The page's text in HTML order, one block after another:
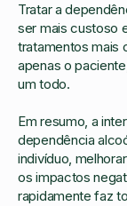
Tratar a
ser mais custoso
tratamentos mais
apenas o
um todo.
Em resumo, a
dependência
indivíduo,
os impactos
rapidamente faz